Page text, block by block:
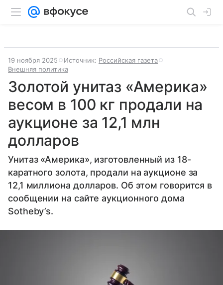
19 ноября 2025 Источник: Российская газета
Внешняя политика
Золотой унитаз «Америка»
весом в 100 кг продали на
аукционе за 12,1 млн
долларов
Унитаз «Америка», изготовленный из 18-
каратного золота, продали на аукционе за
12,1 миллиона долларов. Об этом говорится в
сообщении на сайте аукционного дома
Sotheby’s.